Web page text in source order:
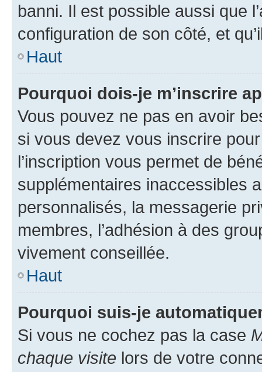
banni. Il est possible aussi que
configuration de son côté, et
Haut
Pourquoi dois-je m’inscrire
Vous pouvez ne pas en avoir
si vous devez vous inscrire
l’inscription vous permet de
supplémentaires inaccessibles
personnalisés, la messagerie
membres, l’adhésion à des
vivement conseillée.
Haut
Pourquoi suis-je
Si vous ne cochez pas la case
chaque visite lors de votre